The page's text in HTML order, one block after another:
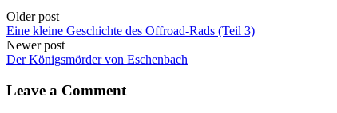
Older post
Eine kleine Geschichte des Offroad-Rads (Teil 3)
Newer post
Der Königsmörder von Eschenbach
Leave a Comment